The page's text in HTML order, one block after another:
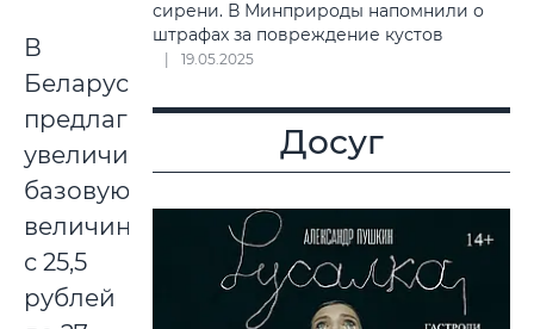
В
Беларуси
предлагается
увеличить
базовую
величину
с 25,5
рублей
сирени. В Минприроды напомнили о
штрафах за повреждение кустов
19.05.2025
Досуг